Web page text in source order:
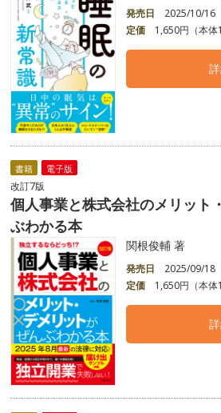
発売日
2025/10/16
定価
1,650円（本体
書籍 電子版
改訂7版
個人事業と株式会社のメリット
ぶわかる本
関根俊輔 著
発売日
2025/09/18
定価
1,650円（本体